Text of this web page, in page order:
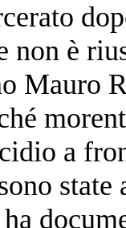
non è
Mauro
a